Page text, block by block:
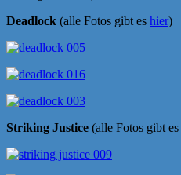
Deadlock (alle Fotos gibt es hier)
Striking Justice (alle Fotos gibt es